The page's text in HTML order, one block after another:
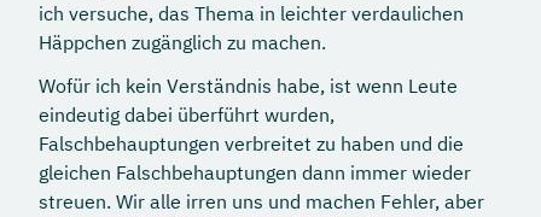
ich versuche, das Thema in leichter verdaulichen
Häppchen zugänglich zu machen.
Wofür ich kein Verständnis habe, ist wenn Leute
eindeutig dabei überführt wurden,
Falschbehauptungen verbreitet zu haben und die
gleichen Falschbehauptungen dann immer wieder
streuen. Wir alle irren uns und machen Fehler, aber